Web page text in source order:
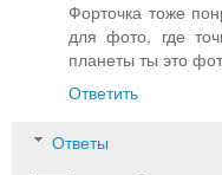
Форточка тоже
для фото, где
планеты ты это
Ответить
Ответы